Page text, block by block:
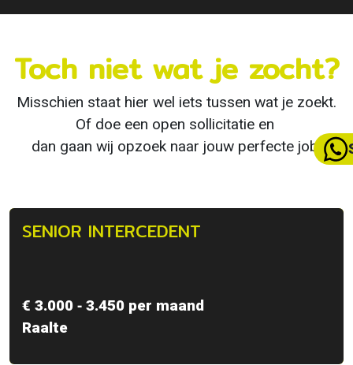
Toch niet wat je zocht?
Misschien staat hier wel iets tussen wat je zoekt.
Of doe een open sollicitatie en
dan gaan wij opzoek naar jouw perfecte job!
SENIOR INTERCEDENT
€ 3.000 ‐ 3.450 per maand
Raalte